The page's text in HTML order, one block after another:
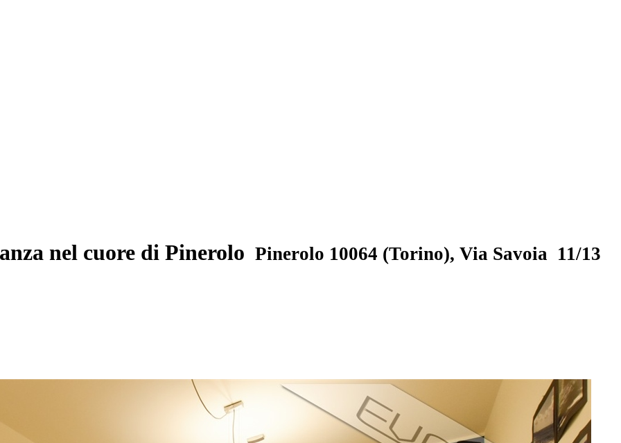
nel cuore di Pinerolo Pinerolo 10064 (Torino), Via Savoia 11/13